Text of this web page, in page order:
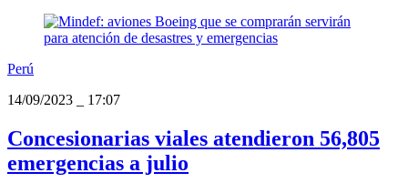
Perú
14/09/2023
17:07
Concesionarias viales atendieron 56,805
emergencias a julio